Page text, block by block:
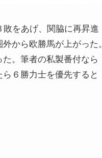
をあげ、関脇に再昇進
から欧勝馬が上がった。
。筆者の私製番付なら
６勝力士を優先すると